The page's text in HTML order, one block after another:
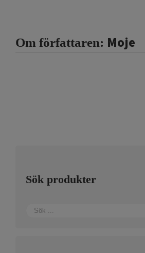
Om författaren: Moje
Sök produkter